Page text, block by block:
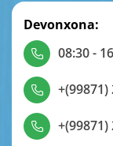
Devonxona:
08:30 -
+(99871)
+(99871)